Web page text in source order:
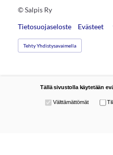
©Salpis Ry
Tietosuojaseloste
Evästeet
Tehty Yhdistysavaimella
Tällä sivustolla käytetään
Valitse käytettävät evästeet
Välttämättömät